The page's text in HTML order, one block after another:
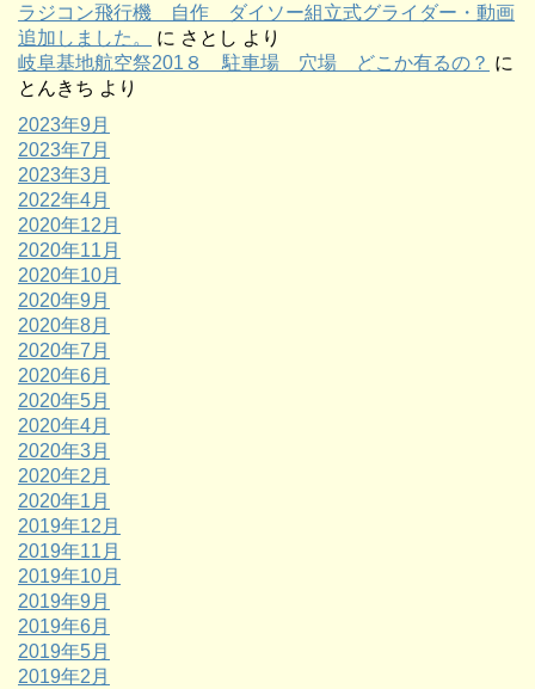
ラジコン飛行機 自作 ダイソー組立式グライダー・動画
追加しました。
に さとし より
岐阜基地航空祭201８ 駐車場 穴場 どこか有るの？ に
とんきち より
2023年9月
2023年7月
2023年3月
2022年4月
2020年12月
2020年11月
2020年10月
2020年9月
2020年8月
2020年7月
2020年6月
2020年5月
2020年4月
2020年3月
2020年2月
2020年1月
2019年12月
2019年11月
2019年10月
2019年9月
2019年6月
2019年5月
2019年2月